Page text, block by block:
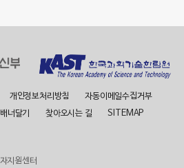
개인정보처리방침
자동이메일수집거부
너달기
찾아오시는 길 SITEMAP
지원센터